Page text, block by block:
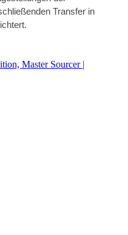
Transfer in
Master Sourcer |